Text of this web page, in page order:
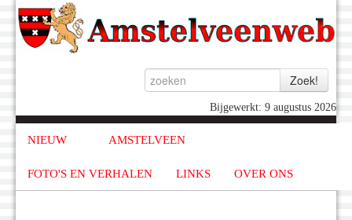
Bijgewerkt: 9 augustus 2026
NIEUW AMSTELVEEN
FOTO'S EN VERHALEN LINKS OVER ONS